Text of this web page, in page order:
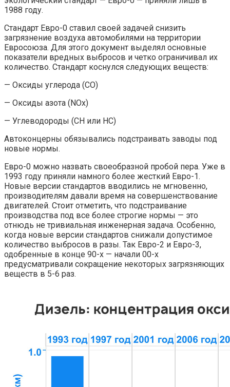
1988 году.
Стандарт Евро-0 ставил своей задачей снизить
загрязнение воздуха автомобилями на территории
Евросоюза. Для этого документ выделял основные
показатели вредных выбросов и четко ограничивал их
количество. Стандарт коснулся следующих веществ:
— Оксиды углерода (CO)
— Оксиды азота (NOx)
— Углеводороды (CH или HC)
Автоконцерны обязывались подстраивать заводы под
новые нормы.
Евро-0 можно назвать своеобразной пробой пера. Уже в
1993 году приняли намного более жесткий Евро-1.
Новые версии стандартов вводились не мгновенно,
производителям давали время на совершенствование
двигателей. Стоит отметить, что подстраивание
производства под все более строгие нормы — это
отнюдь не тривиальная инженерная задача. Особенно,
когда новые версии стандартов снижали допустимое
количество выбросов в разы. Так Евро-2 и Евро-3,
одобренные в конце 90-х — начали 00-x
предусматривали сокращение некоторых загрязняющих
веществ в 5-6 раз.